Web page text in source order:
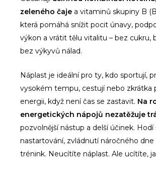
zeleného čaje a vitaminů skupiny B
která pomáhá snížit pocit únavy,
výkon a vrátit tělu vitalitu – bez cukru,
bez výkyvů nálad.
Náplast je ideální pro ty, kdo sportují,
vysokém tempu, cestují nebo zkrátka
energii, když není čas se zastavit. Na
energetických nápojů nezatěžuje
pozvolnější nástup a delší účinek. Hodí
nastartování, zvládnutí náročného dne
trénink. Neucítíte náplast. Ale ucítíte,